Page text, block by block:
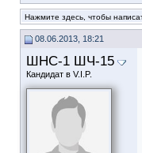
Нажмите здесь, чтобы
08.06.2013, 18:21
ШНС-1 ШЧ-15
Кандидат в V.I.P.